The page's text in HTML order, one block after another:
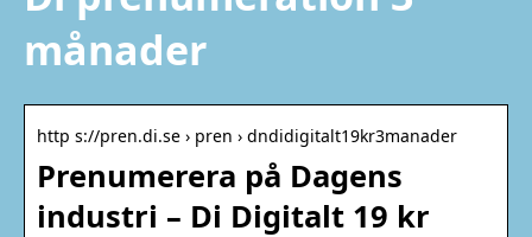
månader
http s://pren.di.se › pren › dndidigitalt19kr3manader
Prenumerera på Dagens
industri – Di Digitalt 19 kr